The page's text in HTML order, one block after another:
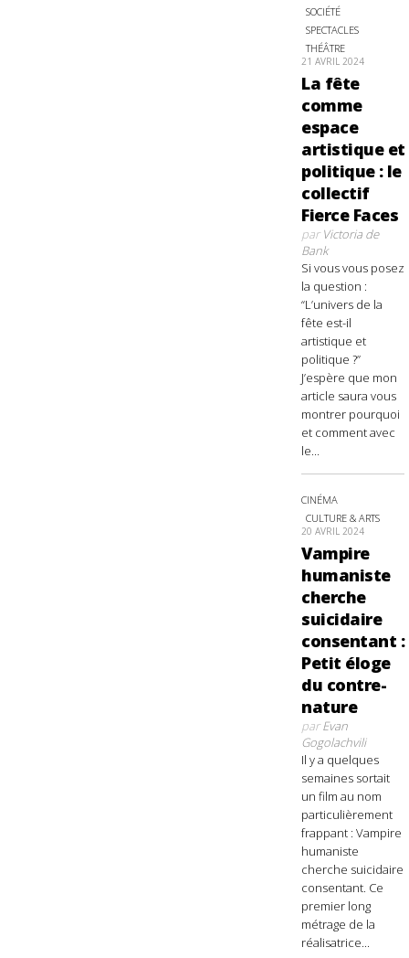
SOCIÉTÉ
SPECTACLES
THÉÂTRE
21 AVRIL 2024
La fête
comme
espace
artistique et
politique : le
collectif
Fierce Faces
parVictoria de
Bank
Si vous vous posez
la question :
“L’univers de la
fête est-il
artistique et
politique ?”
J’espère que mon
article saura vous
montrer pourquoi
et comment avec
le...
CINÉMA
CULTURE & ARTS
20 AVRIL 2024
Vampire
humaniste
cherche
suicidaire
consentant :
Petit éloge
du contre-
nature
parEvan
Gogolachvili
Il y a quelques
semaines sortait
un film au nom
particulièrement
frappant : Vampire
humaniste
cherche suicidaire
consentant. Ce
premier long
métrage de la
réalisatrice...